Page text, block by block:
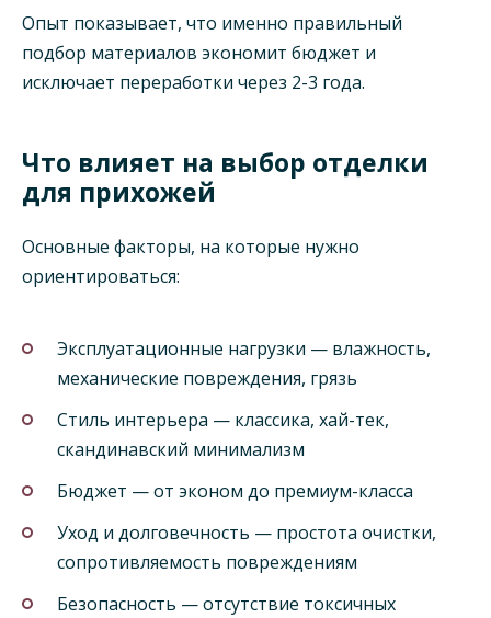
Опыт показывает, что именно правильный
подбор материалов экономит бюджет и
исключает переработки через 2-3 года.
Что влияет на выбор отделки
для прихожей
Основные факторы, на которые нужно
ориентироваться:
Эксплуатационные нагрузки — влажность,
механические повреждения, грязь
Стиль интерьера — классика, хай-тек,
скандинавский минимализм
Бюджет — от эконом до премиум-класса
Уход и долговечность — простота очистки,
сопротивляемость повреждениям
Безопасность — отсутствие токсичных